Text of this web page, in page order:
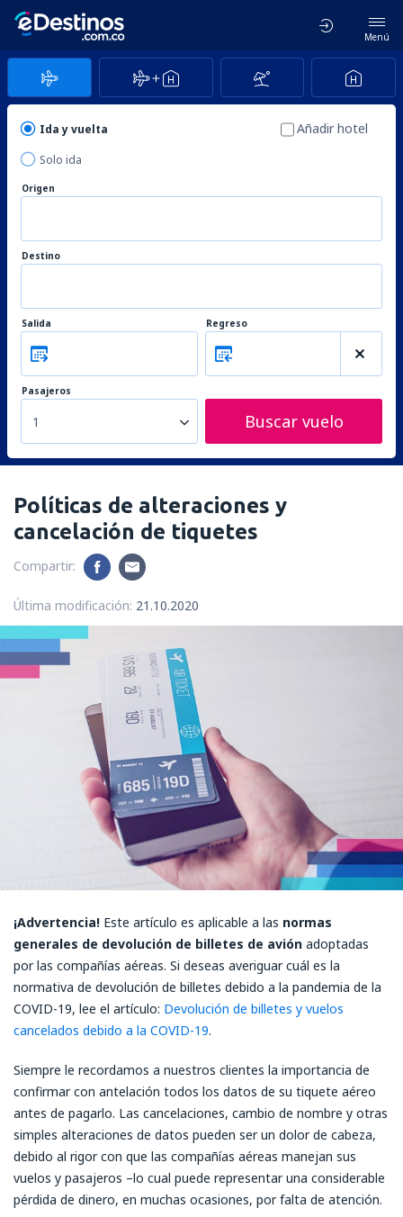
Menú
Ida y vuelta
Solo ida
Añadir hotel
Origen
Destino
Salida Regreso
Pasajeros
1 Buscar vuelo
Políticas de alteraciones y
cancelación de tiquetes
Compartir:
Última modificación: 21.10.2020
¡Advertencia! Este artículo es aplicable a las normas
generales de devolución de billetes de avión adoptadas
por las compañías aéreas. Si deseas averiguar cuál es la
normativa de devolución de billetes debido a la pandemia de la
COVID-19, lee el artículo: Devolución de billetes y vuelos
cancelados debido a la COVID-19.
Siempre le recordamos a nuestros clientes la importancia de
confirmar con antelación todos los datos de su tiquete aéreo
antes de pagarlo. Las cancelaciones, cambio de nombre y otras
simples alteraciones de datos pueden ser un dolor de cabeza,
debido al rigor con que las compañías aéreas manejan sus
vuelos y pasajeros –lo cual puede representar una considerable
pérdida de dinero, en muchas ocasiones, por falta de atención.